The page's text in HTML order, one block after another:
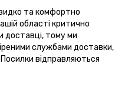
та комфортно
області критично
доставці, тому ми
службами доставки,
відправляються